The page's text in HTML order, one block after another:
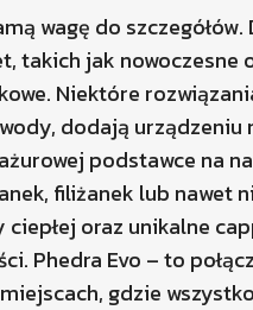
wagę do
takich jak
Niektóre
dodają urządzeniu
podstawce na
filiżanek lub nawet
oraz unikalne
Phedra Evo – to
gdzie